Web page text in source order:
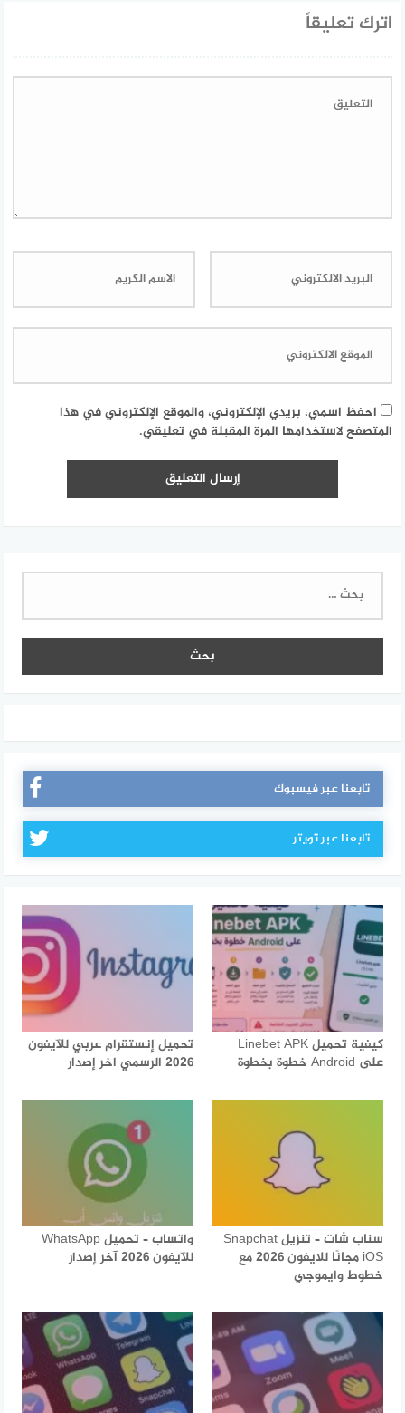
اترك تعليقاً
احفظ اسمي، بريدي الإلكتروني، والموقع الإلكتروني في هذا
المتصفح لاستخدامها المرة المقبلة في تعليقي.
البحث
تابعنا عبر فيسبوك
تابعنا عبر تويتر
كيفية تحميل Linebet APK
على Android خطوة بخطوة
تحميل إنستقرام عربي للآيفون
2026 الرسمي اخر إصدار
سناب شات – تنزيل Snapchat
iOS مجانًا للايفون 2026 مع
خطوط وايموجي
واتساب – تحميل WhatsApp
للآيفون 2026 آخر إصدار